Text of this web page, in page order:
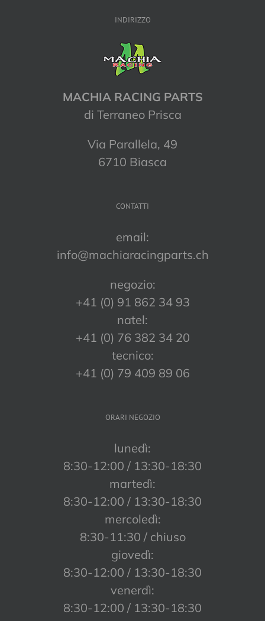
INDIRIZZO
MACHIA RACING PARTS
di Terraneo Prisca
Via Parallela, 49
6710 Biasca
CONTATTI
email:
info@machiaracingparts.ch
negozio:
+41 (0) 91 862 34 93
natel:
+41 (0) 76 382 34 20
tecnico:
+41 (0) 79 409 89 06
ORARI NEGOZIO
lunedì:
8:30-12:00 / 13:30-18:30
martedì:
8:30-12:00 / 13:30-18:30
mercoledì:
8:30-11:30 / chiuso
giovedì:
8:30-12:00 / 13:30-18:30
venerdì:
8:30-12:00 / 13:30-18:30